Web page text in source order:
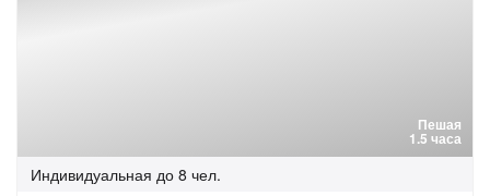
Пешая
1.5 часа
Индивидуальная до 8 чел.